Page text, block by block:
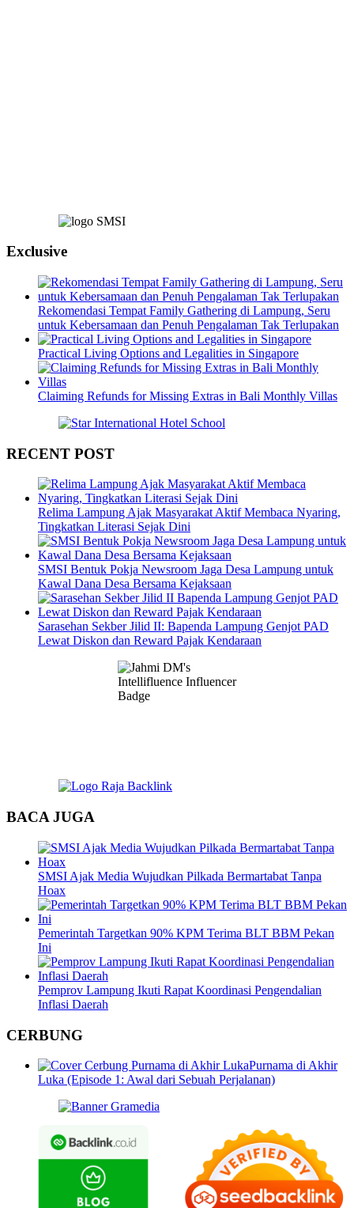
Exclusive
Rekomendasi Tempat Family Gathering di Lampung, Seru
untuk Kebersamaan dan Penuh Pengalaman Tak Terlupakan
Practical Living Options and Legalities in Singapore
Claiming Refunds for Missing Extras in Bali Monthly Villas
RECENT POST
Relima Lampung Ajak Masyarakat Aktif Membaca Nyaring,
Tingkatkan Literasi Sejak Dini
SMSI Bentuk Pokja Newsroom Jaga Desa Lampung untuk
Kawal Dana Desa Bersama Kejaksaan
Sarasehan Sekber Jilid II: Bapenda Lampung Genjot PAD
Lewat Diskon dan Reward Pajak Kendaraan
BACA JUGA
SMSI Ajak Media Wujudkan Pilkada Bermartabat Tanpa
Hoax
Pemerintah Targetkan 90% KPM Terima BLT BBM Pekan
Ini
Pemprov Lampung Ikuti Rapat Koordinasi Pengendalian
Inflasi Daerah
CERBUNG
Purnama di Akhir
Luka (Episode 1: Awal dari Sebuah Perjalanan)